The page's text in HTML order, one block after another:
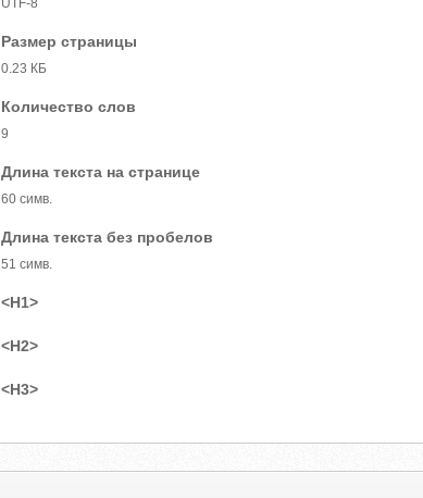
UTF-8
Размер страницы
0.23 КБ
Количество слов
9
Длина текста на странице
60 симв.
Длина текста без пробелов
51 симв.
<H1>
<H2>
<H3>